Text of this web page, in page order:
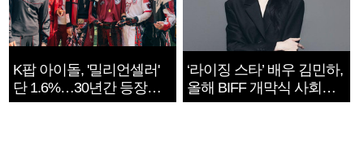
K팝 아이돌, '밀리언셀러'
단 1.6%…30년간 등장
1182개팀 전수조사
‘라이징 스타’ 배우 김민하,
올해 BIFF 개막식 사회자
확정